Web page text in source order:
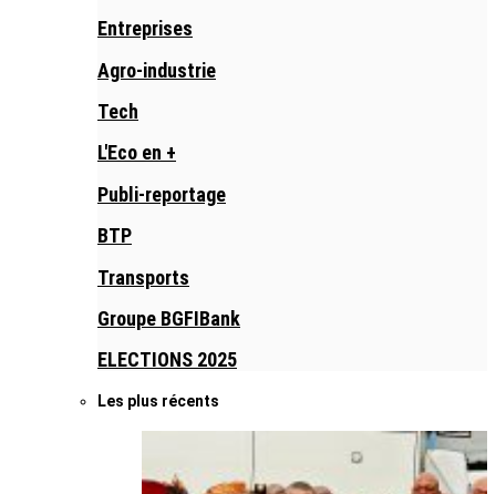
Entreprises
Agro-industrie
Tech
L'Eco en +
Publi-reportage
BTP
Transports
Groupe BGFIBank
ELECTIONS 2025
Les plus récents